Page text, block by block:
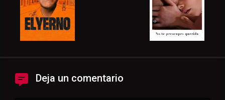
Deja un comentario